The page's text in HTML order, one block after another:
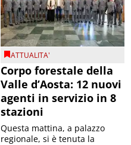
ATTUALITA'
Corpo forestale della
Valle d’Aosta: 12 nuovi
agenti in servizio in 8
stazioni
Questa mattina, a palazzo
regionale, si è tenuta la